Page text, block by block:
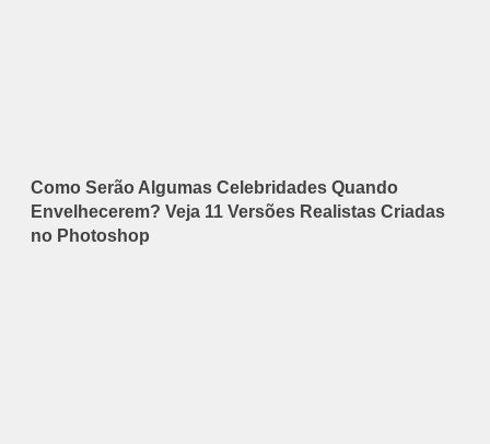
Como Serão Algumas Celebridades Quando
Envelhecerem? Veja 11 Versões Realistas Criadas
no Photoshop